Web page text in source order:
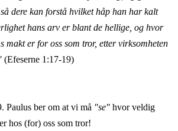
dere kan forstå hvilket håp han har kalt
hans arv er blant de hellige, og hvor
makt er for oss som tror, etter virksomheten
(Efeserne 1:17-19)
Paulus ber om at vi må "se" hvor veldig
hos (for) oss som tror!